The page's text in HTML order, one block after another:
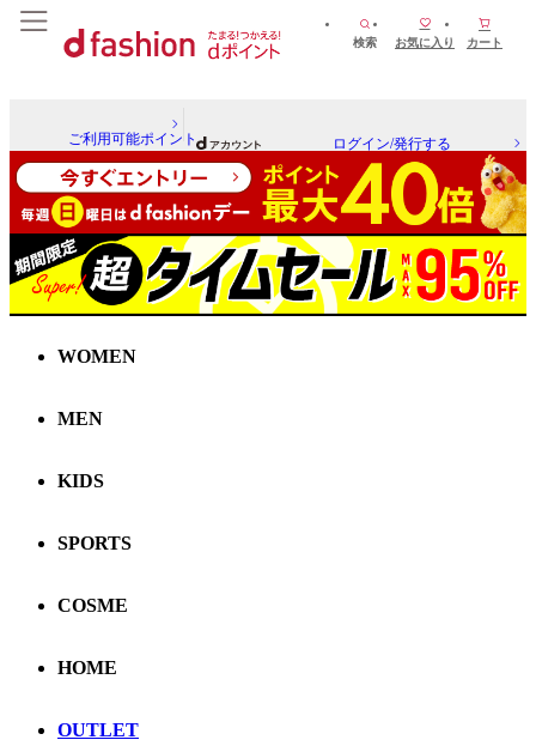
検索 お気に入り カート
ご利用可能ポイント ログイン/発行する
WOMEN
MEN
KIDS
SPORTS
COSME
HOME
OUTLET